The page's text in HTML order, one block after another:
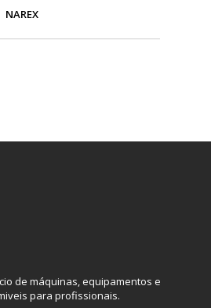
NAREX
de máquinas, equipamentos e
para profissionais.